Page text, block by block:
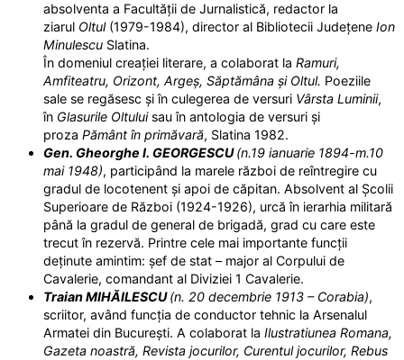
absolventa a Facultății de Jurnalistică, redactor la
ziarul Oltul (1979-1984), director al Bibliotecii Județene Ion
Minulescu Slatina.
În domeniul creației literare, a colaborat la Ramuri,
Amfiteatru, Orizont, Argeș, Săptămâna și Oltul. Poeziile
sale se regăsesc și în culegerea de versuri Vârsta Luminii,
în Glasurile Oltuluisau în antologia de versuri și
proza Pământ în primăvară, Slatina 1982.
Gen. Gheorghe I. GEORGESCU(n.19 ianuarie 1894-m.10
mai 1948), participând la marele război de reîntregire cu
gradul de locotenent și apoi de căpitan. Absolvent al Școlii
Superioare de Război (1924-1926), urcă în ierarhia militară
până la gradul de general de brigadă, grad cu care este
trecut în rezervă. Printre cele mai importante funcții
deținute amintim: șef de stat – major al Corpului de
Cavalerie, comandant al Diviziei 1 Cavalerie.
Traian MIHĂILESCU(n. 20 decembrie 1913 – Corabia),
scriitor, având funcția de conductor tehnic la Arsenalul
Armatei din București. A colaborat la Ilustratiunea Romana,
Gazeta noastră, Revista jocurilor, Curentul jocurilor, Rebus